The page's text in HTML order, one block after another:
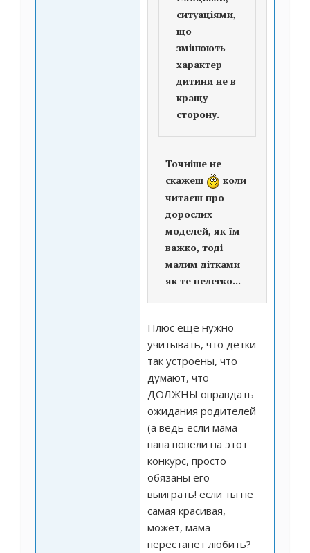
ситуаціями,
що
змінюють
характер
дитини не в
кращу
сторону.
Точніше не
скажеш
коли
читаєш про
дорослих
моделей, як їм
важко, тоді
малим дітками
як те нелегко...
Плюс еще нужно
учитывать, что детки
так устроены, что
думают, что
ДОЛЖНЫ оправдать
ожидания родителей
(а ведь если мама-
папа повели на этот
конкурс, просто
обязаны его
выиграть! если ты не
самая красивая,
может, мама
перестанет любить?